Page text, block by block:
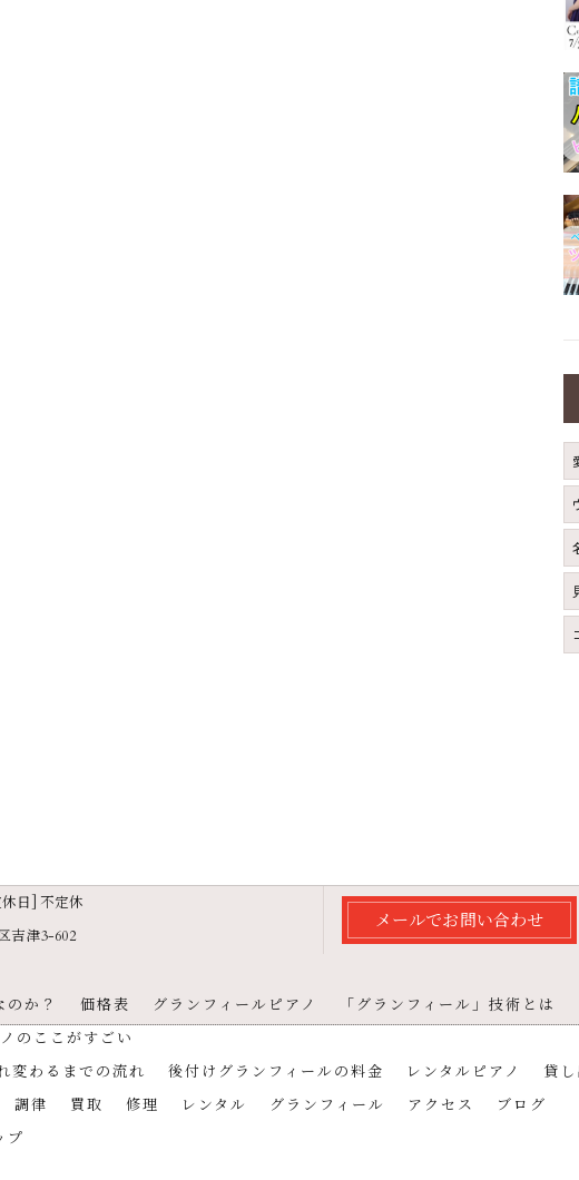
日] 不定休
吉津3-602
メールでお問い合わせ
か？ 価格表 グランフィールピアノ
「グランフィール」技術とは
のここがすごい
変わるまでの流れ
後付けグランフィールの料金 レンタルピアノ
貸
調律 買取 修理 レンタル グランフィール アクセス
ブログ
プ